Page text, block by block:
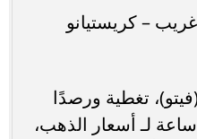
– كريستيانو
تغطية ورصدًا
مستمرًّا على مدار الـ 24 ساعة لـ أسعار الذهب،